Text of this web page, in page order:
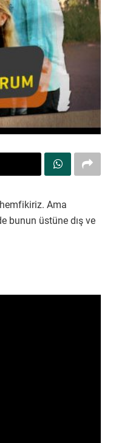
Ama
bunun üstüne dış ve